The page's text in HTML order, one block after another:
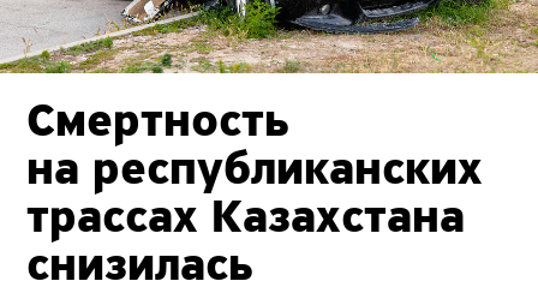
Смертность
на республиканских
трассах Казахстана
снизилась